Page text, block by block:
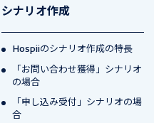
シナリオ作成
Hospiiのシナリオ作成の特長
「お問い合わせ獲得」シナリオ
の場合
「申し込み受付」シナリオの場
合